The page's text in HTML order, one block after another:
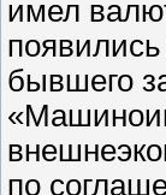
имел
бывшего
по